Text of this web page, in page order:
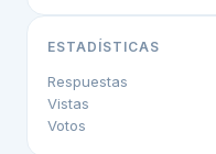
ESTADÍSTICAS
Respuestas
Vistas
Votos